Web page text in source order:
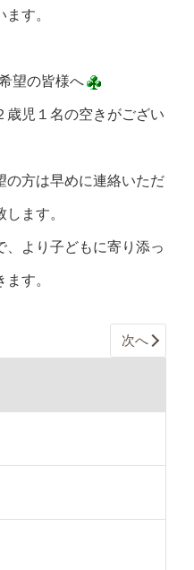
す。
望の皆様へ
歳児１名の空きがござい
の方は早めに連絡いただ
ます。
、より子どもに寄り添っ
す。
次へ